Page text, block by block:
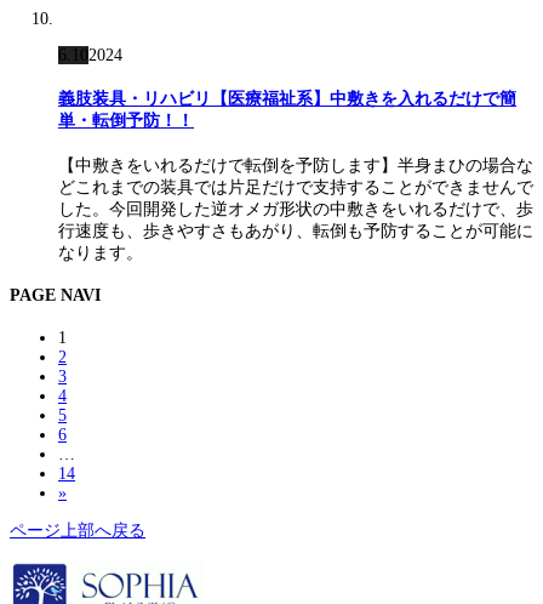
6.102024
義肢装具・リハビリ【医療福祉系】中敷きを入れるだけで簡
単・転倒予防！！
【中敷きをいれるだけで転倒を予防します】半身まひの場合な
どこれまでの装具では片足だけで支持することができませんで
した。今回開発した逆オメガ形状の中敷きをいれるだけで、歩
行速度も、歩きやすさもあがり、転倒も予防することが可能に
なります。
PAGE NAVI
1
2
3
4
5
6
14
»
ページ上部へ戻る